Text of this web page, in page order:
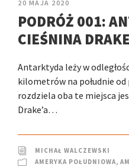
20 MAJA 2020
PODRÓŻ 001:
CIEŚNINA
Antarktyda leży w
kilometrów na południe
rozdziela oba te miejsca
Drake’a…
MICHAŁ WALCZEWSKI
AMERYKA POŁUDNIOWA,